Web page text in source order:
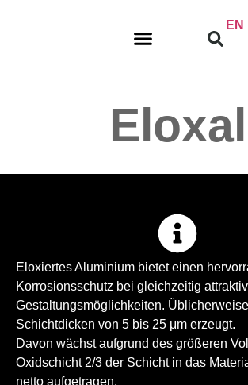
EN
Eloxal
Eloxiertes Aluminium bietet einen
Korrosionsschutz bei gleichzeitig
Gestaltungsmöglichkeiten.
Schichtdicken von 5 bis 25 μm erzeugt.
Davon wächst aufgrund des größeren
Oxidschicht 2/3 der Schicht in das
netto aufgetragen.